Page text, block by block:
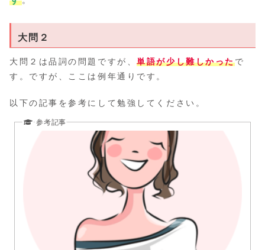
大問２
大問２は品詞の問題ですが、単語が少し難しかったで
す。ですが、ここは例年通りです。
以下の記事を参考にして勉強してください。